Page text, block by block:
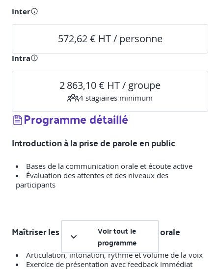
Inter
572,62 € HT / personne
Intra
2 863,10 € HT / groupe
4 stagiaires minimum
Programme détaillé
Introduction à la prise de parole en public
Bases de la communication orale et écoute active
Évaluation des attentes et des niveaux des
participants
Maîtriser les techniques d'expression orale
Articulation, intonation, rythme et volume de la voix
Exercice de présentation avec feedback immédiat
Voir tout le
programme